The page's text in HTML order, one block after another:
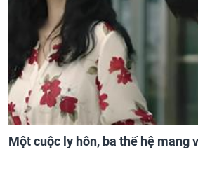
Một cuộc ly hôn, ba thế hệ mang